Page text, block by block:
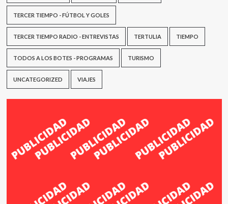
TERCER TIEMPO - FÚTBOL Y GOLES
TERCER TIEMPO RADIO - ENTREVISTAS TERTULIA TIEMPO
TODOS A LOS BOTES - PROGRAMAS TURISMO
UNCATEGORIZED VIAJES